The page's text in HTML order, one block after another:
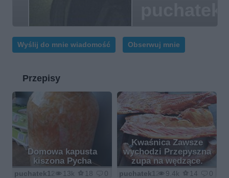
Wyślij do mnie wiadomość Obserwuj mnie
Przepisy
Domowa kapusta
kiszona Pycha
13k 18 0
puchatek1205
Kwaśnica Zawsze
wychodzi Przepyszna
zupa na wędzące.
9.4k 14 0
puchatek1205